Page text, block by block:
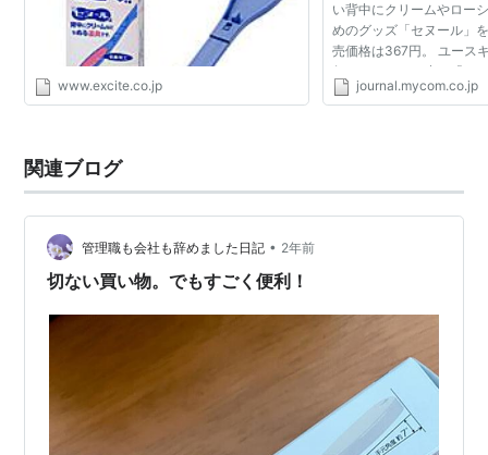
www.excite.co.jp
い背中にクリームやロー
めのグッズ「セヌール」
売価格は367円。 ユース
年より、かゆみ止め「ユ
ーズ」を全国で販売して
journal.mycom.co.jp
関連ブログ
管理職も会社も辞めました日記 • 2年前
切ない買い物。でもすごく便利！